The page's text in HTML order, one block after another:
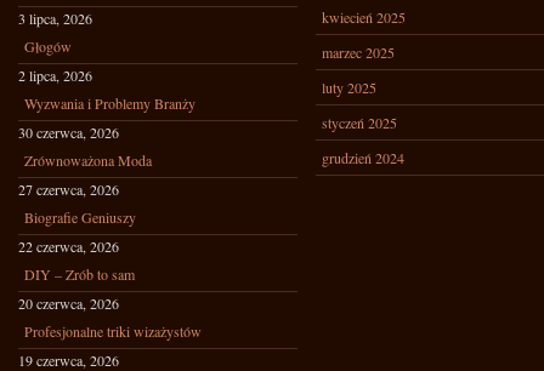
3 lipca, 2026
Głogów
2 lipca, 2026
Wyzwania i Problemy Branży
30 czerwca, 2026
Zrównoważona Moda
27 czerwca, 2026
Biografie Geniuszy
22 czerwca, 2026
DIY – Zrób to sam
20 czerwca, 2026
Profesjonalne triki wizażystów
19 czerwca, 2026
kwiecień 2025
marzec 2025
luty 2025
styczeń 2025
grudzień 2024